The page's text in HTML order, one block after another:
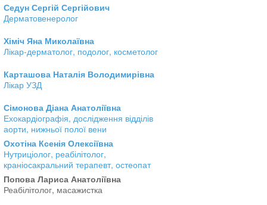
Седун Сергій Сергійович
Дерматовенеролог
Хіміч Яна Миколаївна
Лікар-дерматолог, подолог, косметолог
Карташова Наталія Володимирівна
Лікар УЗД
Сімонова Діана Анатоліївна
Ехокардіографія, дослідження відділів
аорти, нижньої полої вени
Охотіна Ксенія Олексіївна
Нутриціолог, реабілітолог,
краніосакральний терапевт, остеопат
Попова Лариса Анатоліївна
Реабілітолог, масажистка